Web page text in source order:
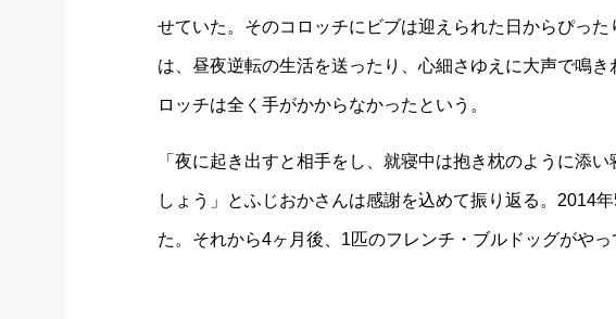
せていた。そのコロッチにビブは迎えられた日からぴっ
は、昼夜逆転の生活を送ったり、心細さゆえに大声で鳴
ロッチは全く手がかからなかったという。
「夜に起き出すと相手をし、就寝中は抱き枕のように添
しょう」とふじおかさんは感謝を込めて振り返る。2014
た。それから4ヶ月後、1匹のフレンチ・ブルドッグがやっ